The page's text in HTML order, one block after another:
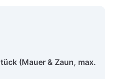
(Mauer & Zaun, max.